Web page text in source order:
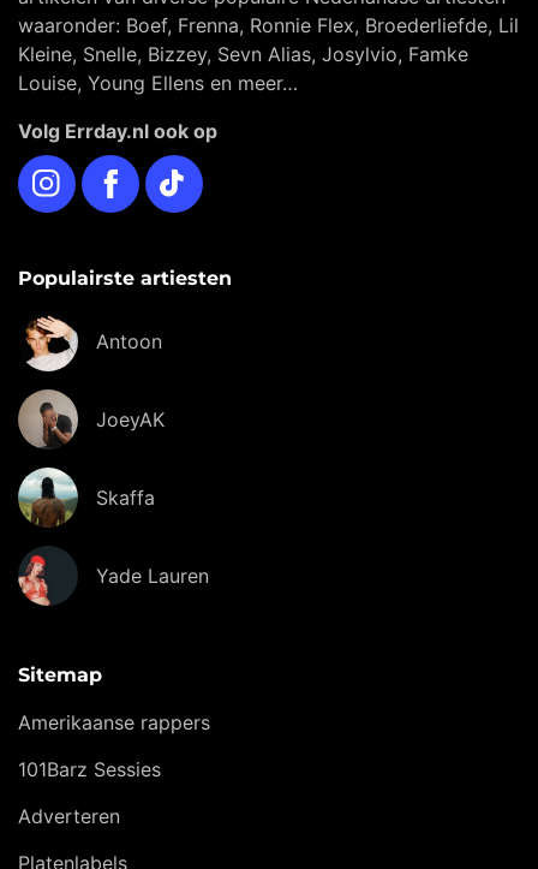
waaronder: Boef, Frenna, Ronnie Flex, Broederliefde, Lil
Kleine, Snelle, Bizzey, Sevn Alias, Josylvio, Famke
Louise, Young Ellens en meer…
Volg Errday.nl ook op
InstagramFacebookTikTok
Populairste artiesten
Antoon
JoeyAK
Skaffa
Yade Lauren
Sitemap
Amerikaanse rappers
101Barz Sessies
Adverteren
Platenlabels